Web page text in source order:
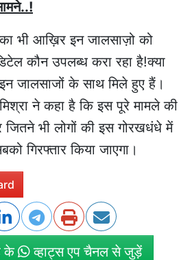
भी आख़िर इन जालसाज़ो को
कौन उपलब्ध करा रहा है!क्या
जालसाजों के साथ मिले हुए हैं।
ने कहा है कि इस पूरे मामले की
भी लोगों की इस गोरखधंधे में
गिरफ्तार किया जाएगा।
के व्हाट्स एप चैनल से जुड़ें